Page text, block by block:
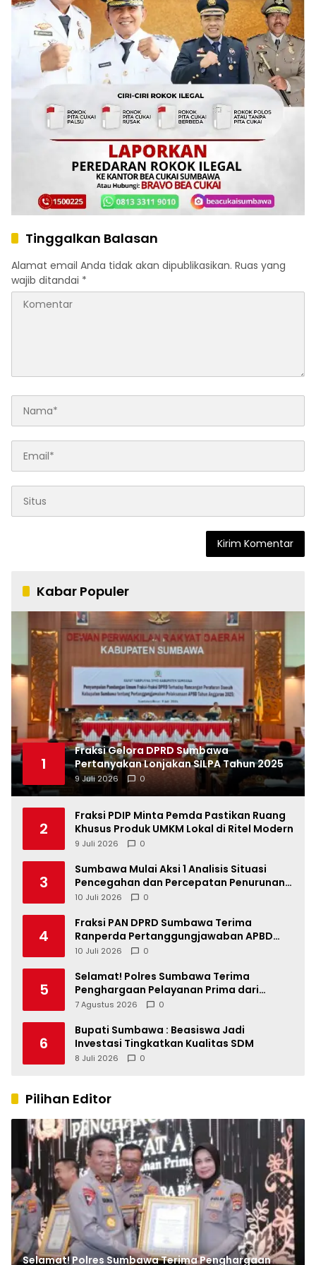
Tinggalkan Balasan
Alamat email Anda tidak akan dipublikasikan. Ruas yang
wajib ditandai *
Kabar Populer
1
Fraksi Gelora DPRD Sumbawa
Pertanyakan Lonjakan SILPA Tahun 2025
9 Juli 2026 0
2
Fraksi PDIP Minta Pemda Pastikan Ruang
Khusus Produk UMKM Lokal di Ritel Modern
9 Juli 2026 0
3
Sumbawa Mulai Aksi 1 Analisis Situasi
Pencegahan dan Percepatan Penurunan
Stunting Tahun 2026
10 Juli 2026 0
4
Fraksi PAN DPRD Sumbawa Terima
Ranperda Pertanggungjawaban APBD
2025, Soroti SILPA Rp201,68 Miliar dan
10 Juli 2026 0
5
Selamat! Polres Sumbawa Terima
Penghargaan Pelayanan Prima dari
Kapolri
7 Agustus 2026 0
6
Bupati Sumbawa : Beasiswa Jadi
Investasi Tingkatkan Kualitas SDM
8 Juli 2026 0
Pilihan Editor
Selamat! Polres Sumbawa Terima Penghargaan